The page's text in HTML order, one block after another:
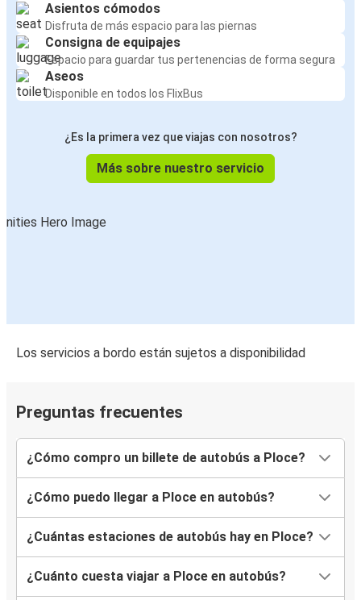
Asientos cómodos
Disfruta de más espacio para las piernas
Consigna de equipajes
Espacio para guardar tus pertenencias de forma segura
Aseos
Disponible en todos los FlixBus
¿Es la primera vez que viajas con nosotros?
Más sobre nuestro servicio
Los servicios a bordo están sujetos a disponibilidad
Preguntas frecuentes
¿Cómo compro un billete de autobús a Ploce?
¿Cómo puedo llegar a Ploce en autobús?
¿Cuántas estaciones de autobús hay en Ploce?
¿Cuánto cuesta viajar a Ploce en autobús?